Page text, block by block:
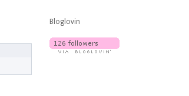
Bloglovin